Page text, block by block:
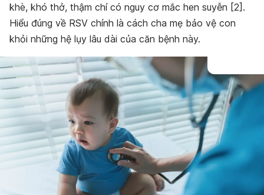
khè, khó thở, thậm chí có nguy cơ mắc hen suyễn [2].
Hiểu đúng về RSV chính là cách cha mẹ bảo vệ con
khỏi những hệ lụy lâu dài của căn bệnh này.